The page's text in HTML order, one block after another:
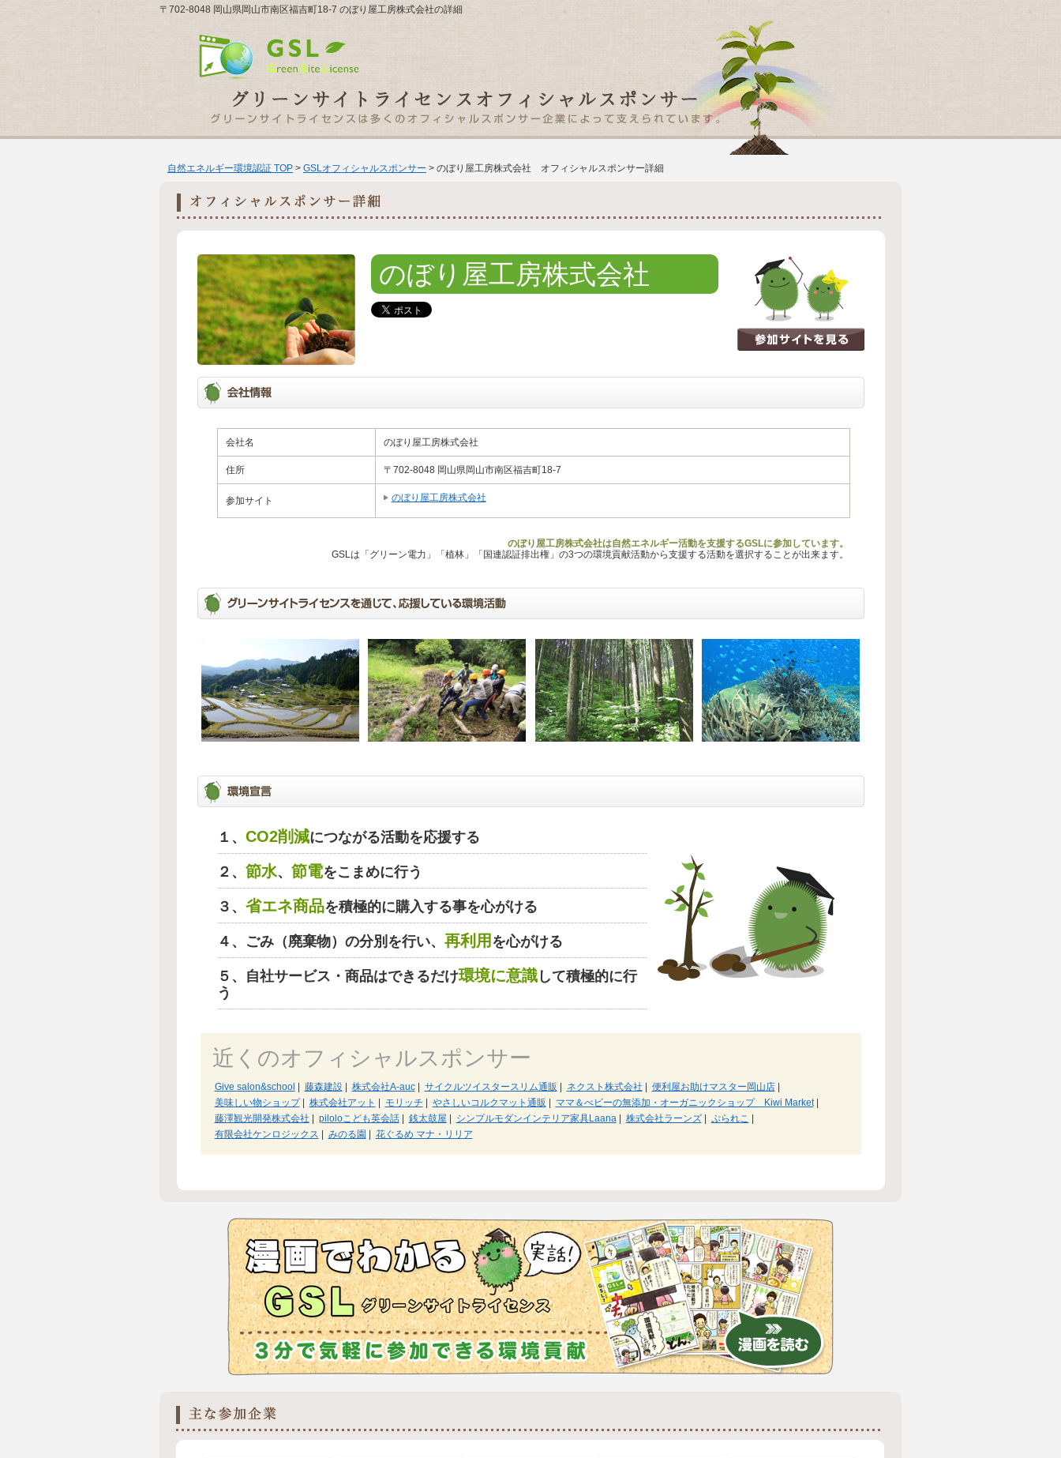
〒702-8048 岡山県岡山市南区福吉町18-7 のぼり屋工房株式会社の詳細
自然エネルギー環境認証 TOP > GSLオフィシャルスポンサー > のぼり屋工房株式会社 オフィシャルスポンサー詳細
のぼり屋工房株式会社
会社名 のぼり屋工房株式会社
住所 〒702-8048 岡山県岡山市南区福吉町18-7
参加サイト のぼり屋工房株式会社
のぼり屋工房株式会社は自然エネルギー活動を支援するGSLに参加しています。
GSLは「グリーン電力」「植林」「国連認証排出権」の3つの環境貢献活動から支援する活動を選択することが出来ます。
１、 CO2削減につながる活動を応援する
２、 節水、 節電をこまめに行う
３、 省エネ商品を積極的に購入する事を心がける
４、ごみ（廃棄物）の分別を行い、 再利用 を心がける
５、自社サービス・商品はできるだけ環境に意識して積極的に行
う
近くのオフィシャルスポンサー
Give salon&school 藤森建設| 株式会社A-auc| サイクルツイスタースリム通販 ネクスト株式会社 便利屋お助けマスター岡山店|
美味しい物ショップ| 株式会社アット モリッチ やさしいコルクマット通販 ママ＆べビーの無添加・オーガニックショップ Kiwi Market|
藤澤観光開発株式会社
piloloこども英会話| 銭太鼓屋 シンプルモダンインテリア家具Laana| 株式会社ラーンズ| ぷられこ
有限会社ケンロジックス
みのる園 花ぐるめ マナ・リリア